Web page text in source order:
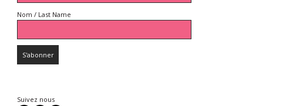
Nom / Last Name
Suivez nous